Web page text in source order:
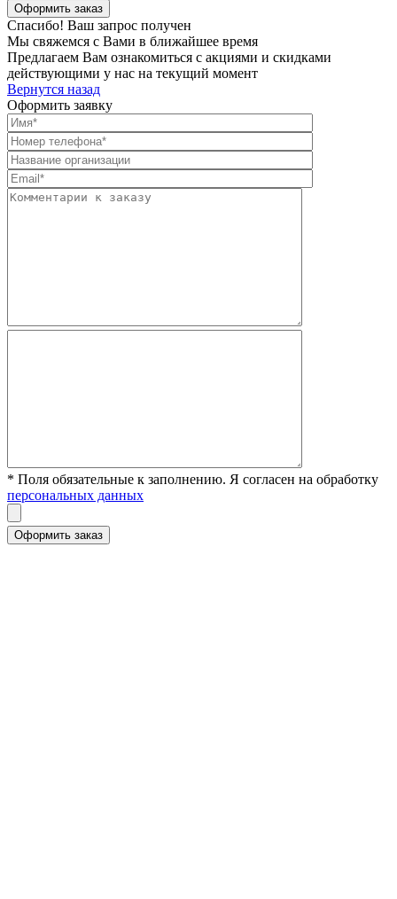
Спасибо! Ваш запрос получен
Мы свяжемся с Вами в ближайшее время
Предлагаем Вам ознакомиться с акциями и скидками
действующими у нас на текущий момент
Вернутся назад
Оформить заявку
* Поля обязательные к заполнению. Я согласен на обработку
персональных данных